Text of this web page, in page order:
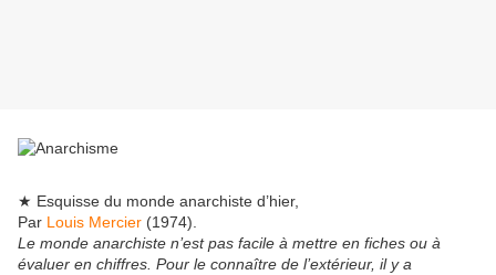
★ Esquisse du monde anarchiste d’hier,
Par Louis Mercier (1974).
Le monde anarchiste n’est pas facile à mettre en fiches ou à
évaluer en chiffres. Pour le connaître de l’extérieur, il y a